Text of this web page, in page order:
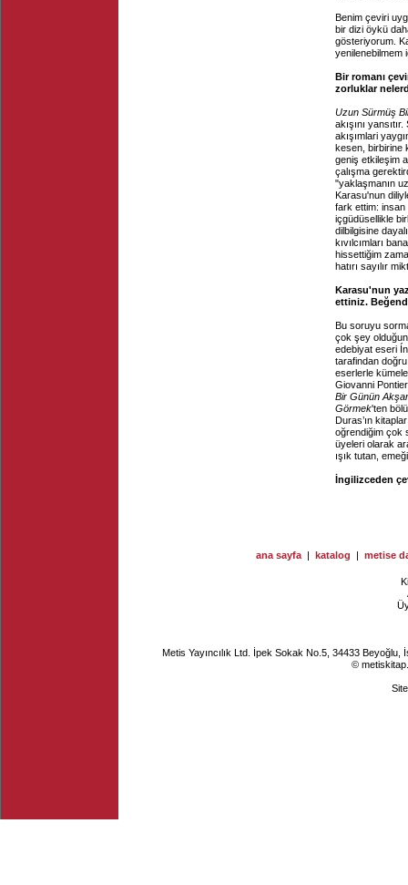
Benim çeviri
bir dizi öykü
gösteriyorum.
yenilenebilmem
Bir romanı
zorluklar
Uzun Sürmüş
akışını
akışımlari
kesen, birbirine
geniş etkileşim
çalışma
"yaklaşmanın
Karasu'nun
fark ettim: insan
içgüdüsellikle
dilbilgisine
kıvılcımları
hissettiğim
hatırı sayılır
Karasu'nun
ettiniz.
Bu soruyu
çok şey
edebiyat eseri
tarafindan
eserlerle
Giovanni
Bir Günün
Görmek'ten
Duras’ın
oğrendiğim çok
üyeleri olarak
ışık tutan,
İngilizceden
ana sayfa | katalog | metise
Metis Yayıncılık Ltd. İpek Sokak No.5, 34433
©